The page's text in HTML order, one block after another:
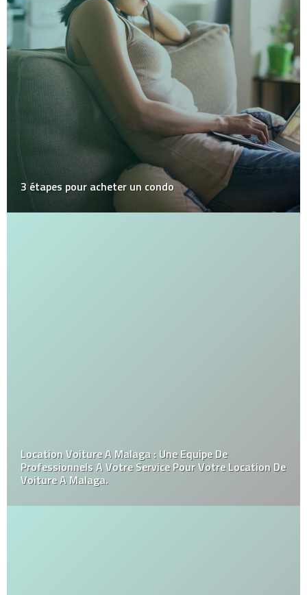
3 étapes pour acheter un condo
Location Voiture A Malaga : Une Equipe De
Professionnels A Votre Service Pour Votre Location De
Voiture A Malaga.